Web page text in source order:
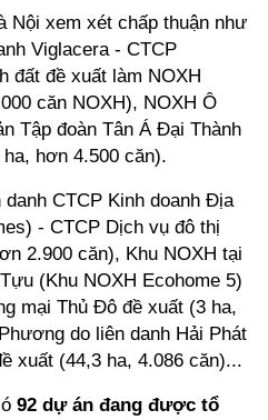
Nội xem xét chấp thuận như
Viglacera - CTCP
đất đề xuất làm NOXH
căn NOXH), NOXH Ô
Tập đoàn Tân Á Đại Thành
hơn 4.500 căn).
CTCP Kinh doanh Địa
- CTCP Dịch vụ đô thị
2.900 căn), Khu NOXH tại
(Khu NOXH Ecohome 5)
mại Thủ Đô đề xuất (3 ha,
do liên danh Hải Phát
xuất (44,3 ha, 4.086 căn)...
92 dự án đang được tổ